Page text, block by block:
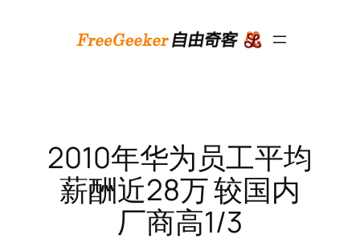
2010年华为员工平均
薪酬近28万 较国内
厂商高1/3